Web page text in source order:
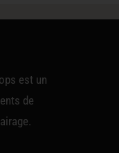
est un
de